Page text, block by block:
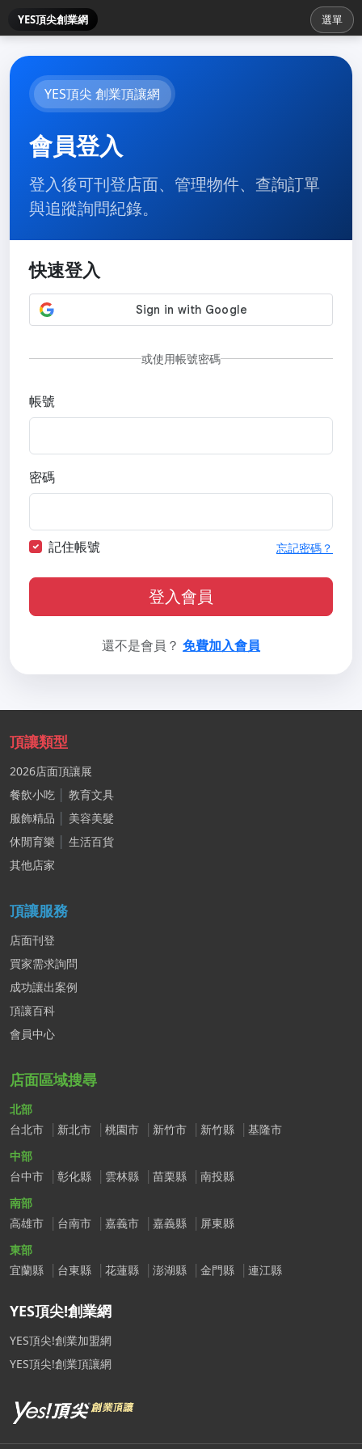
YES頂尖創業網 選單
YES頂尖 創業頂讓網
會員登入
登入後可刊登店面、管理物件、查詢訂單
與追蹤詢問紀錄。
快速登入
或使用帳號密碼
帳號
密碼
記住帳號 忘記密碼？
登入會員
還不是會員？ 免費加入會員
頂讓類型
2026店面頂讓展
餐飲小吃
教育文具
服飾精品
美容美髮
休閒育樂
生活百貨
其他店家
頂讓服務
店面刊登
買家需求詢問
成功讓出案例
頂讓百科
會員中心
店面區域搜尋
北部
台北市
新北市 桃園市 新竹市 新竹縣
基隆市
中部
台中市
彰化縣 雲林縣 苗栗縣
南投縣
南部
高雄市
台南市 嘉義市 嘉義縣
屏東縣
東部
宜蘭縣
台東縣 花蓮縣 澎湖縣 金門縣 連江縣
YES頂尖!創業網
YES頂尖!創業加盟網
YES頂尖!創業頂讓網